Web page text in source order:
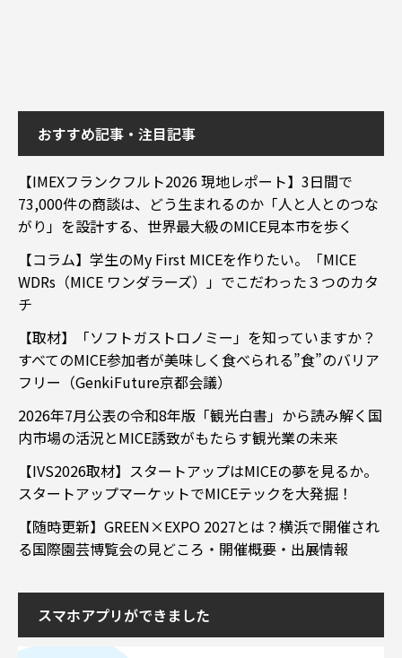
おすすめ記事・注目記事
【IMEXフランクフルト2026 現地レポート】3日間で
73,000件の商談は、どう生まれるのか「人と人とのつな
がり」を設計する、世界最大級のMICE見本市を歩く
【コラム】学生のMy First MICEを作りたい。「MICE
WDRs（MICE ワンダラーズ）」でこだわった３つのカタ
チ
【取材】「ソフトガストロノミー」を知っていますか？
すべてのMICE参加者が美味しく食べられる”食”のバリア
フリー（GenkiFuture京都会議）
2026年7月公表の令和8年版「観光白書」から読み解く国
内市場の活況とMICE誘致がもたらす観光業の未来
【IVS2026取材】スタートアップはMICEの夢を見るか。
スタートアップマーケットでMICEテックを大発掘！
【随時更新】GREEN×EXPO 2027とは？横浜で開催され
る国際園芸博覧会の見どころ・開催概要・出展情報
スマホアプリができました